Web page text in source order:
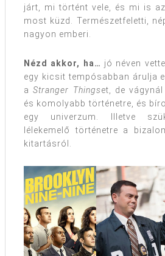
járt, mi történt vele, és mi is
most küzd. Természetfeletti,
nagyon emberi.
Nézd akkor, ha… jó néven
egy kicsit tempósabban árulja
aStranger Thingset, de
és komolyabb történetre, és
egy univerzum. Illetve
lélekemelő történetre a
kitartásról.